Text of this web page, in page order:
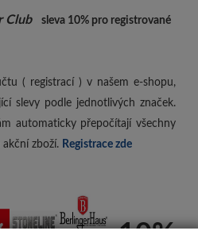
Club sleva 10% pro registrované
( registrací ) v našem e-shopu,
slevy podle jednotlivých značek.
automaticky přepočítají všechny
zboží. Registrace zde
-10%